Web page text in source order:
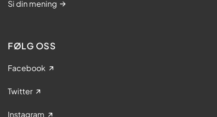
Si din mening
FØLG OSS
Facebook
Twitter
Instagram